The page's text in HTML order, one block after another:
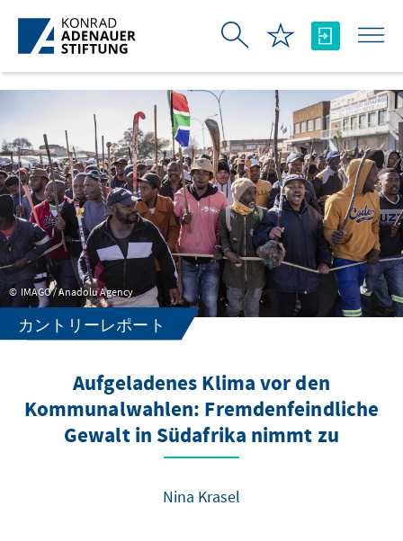
メインコンテンツにスキップ
IMAGO / Anadolu Agency
カントリーレポート
Aufgeladenes Klima vor den
Kommunalwahlen: Fremdenfeindliche
Gewalt in Südafrika nimmt zu
Nina Krasel